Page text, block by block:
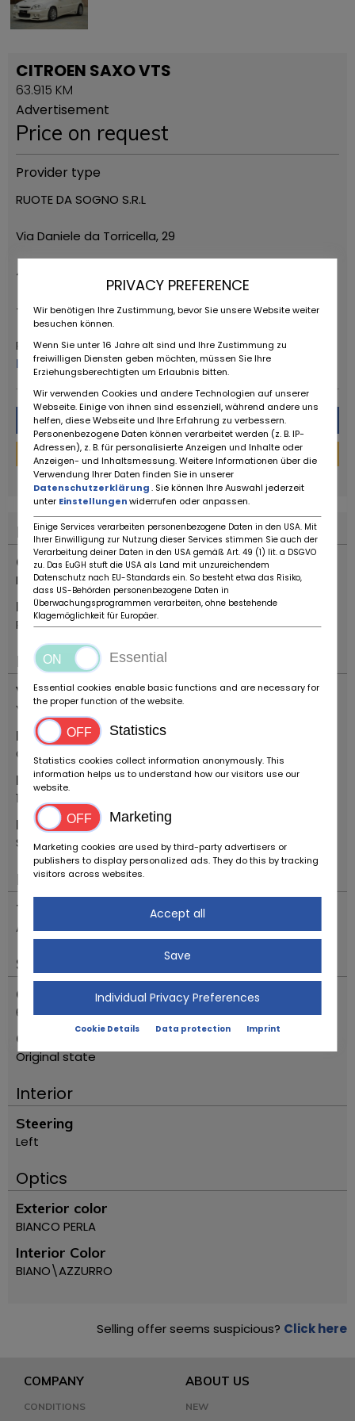
CITROEN SAXO VTS
63.915 KM
Advertisement
Price on request
Provider type
RUOTE DA SOGNO S.R.L
Via Daniele da Torricella, 29
42122 Reggio Emilia
+39 0522 268511
Ruote da Sogno
More from this dealer
Message
Financing Calculator
powered bytarifcheck
Location
Country
Italia
Location
Reggio Emilia
Important
Vehicle type
Youngtimer
Make
Citroen
First registration year
1996
Model
SAXO VTS
Engine & Drive
Transmission
Automatic
Status
Odometer reading
63915
Condition description
Original state
Interior
Steering
Left
Optics
Exterior color
BIANCO PERLA
Interior Color
BIANO\AZZURRO
Selling offer seems suspicious? Click here
COMPANY
CONDITIONS
ABOUT US
NEW
PRIVACY PREFERENCE
Wir benötigen Ihre Zustimmung, bevor Sie unsere Website weiter
besuchen können.
Wenn Sie unter 16 Jahre alt sind und Ihre Zustimmung zu
freiwilligen Diensten geben möchten, müssen Sie Ihre
Erziehungsberechtigten um Erlaubnis bitten.
Wir verwenden Cookies und andere Technologien auf unserer
Webseite. Einige von ihnen sind essenziell, während andere uns
helfen, diese Webseite und Ihre Erfahrung zu verbessern.
Personenbezogene Daten können verarbeitet werden (z. B. IP-
Adressen), z. B. für personalisierte Anzeigen und Inhalte oder
Anzeigen- und Inhaltsmessung. Weitere Informationen über die
Verwendung Ihrer Daten finden Sie in unserer
Datenschutzerklärung. Sie können Ihre Auswahl jederzeit
unter Einstellungenwiderrufen oder anpassen.
Einige Services verarbeiten personenbezogene Daten in den USA. Mit
Ihrer Einwilligung zur Nutzung dieser Services stimmen Sie auch der
Verarbeitung deiner Daten in den USA gemäß Art. 49 (1) lit. a DSGVO
zu. Das EuGH stuft die USA als Land mit unzureichendem
Datenschutz nach EU-Standards ein. So besteht etwa das Risiko,
dass US-Behörden personenbezogene Daten in
Überwachungsprogrammen verarbeiten, ohne bestehende
Klagemöglichkeit für Europäer.
Essential
Essential cookies enable basic functions and are necessary for
the proper function of the website.
Statistics
Statistics cookies collect information anonymously. This
information helps us to understand how our visitors use our
website.
Marketing
Marketing cookies are used by third-party advertisers or
publishers to display personalized ads. They do this by tracking
visitors across websites.
Accept all
Save
Individual Privacy Preferences
Cookie Details Data protection Imprint